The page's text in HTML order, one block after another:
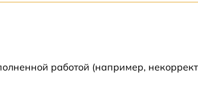
работой (например,